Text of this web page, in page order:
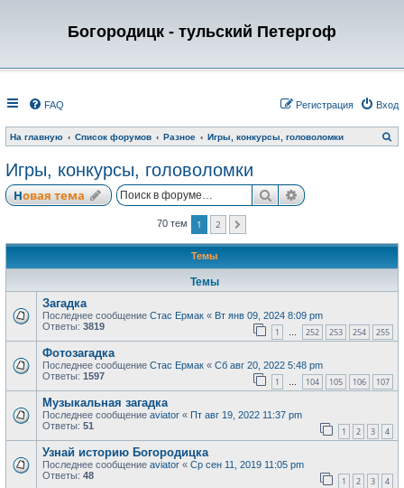
Богородицк - тульский Петергоф
FAQ Вход
Регистрация
На главную Список форумов Разное Игры, конкурсы, головоломки
о
Игры, конкурсы, головоломки
Новая тема ПоискРасширенный
70 тем 1 2
Темы
Темы
Загадка
Последнее сообщение Стас Ермак « Вт янв 09, 2024 8:09 pm
Ответы: 3819 1 … 252 253 254 255
Фотозагадка
Последнее сообщение Стас Ермак « Сб авг 20, 2022 5:48 pm
Ответы: 1597 1 … 104 105 106 107
Музыкальная загадка
Последнее сообщение aviator « Пт авг 19, 2022 11:37 pm
Ответы: 51 1 2 3 4
Узнай историю Богородицка
Последнее сообщение aviator « Ср сен 11, 2019 11:05 pm
Ответы: 48 1 2 3 4